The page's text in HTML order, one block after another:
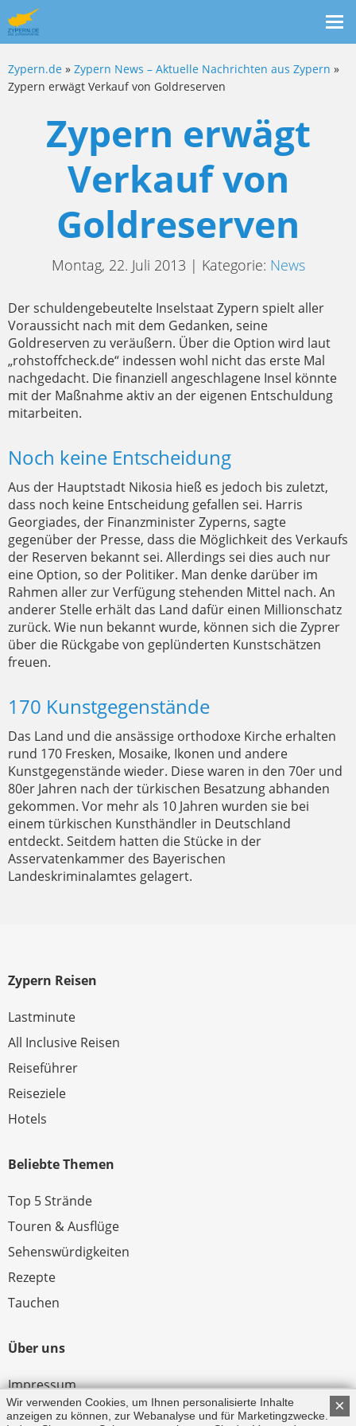
Zypern.de » Zypern News – Aktuelle Nachrichten aus Zypern »
Zypern erwägt Verkauf von Goldreserven
Zypern erwägt
Verkauf von
Goldreserven
Montag, 22. Juli 2013 | Kategorie: News
Der schuldengebeutelte Inselstaat Zypern spielt aller
Voraussicht nach mit dem Gedanken, seine
Goldreserven zu veräußern. Über die Option wird laut
„rohstoffcheck.de“ indessen wohl nicht das erste Mal
nachgedacht. Die finanziell angeschlagene Insel könnte
mit der Maßnahme aktiv an der eigenen Entschuldung
mitarbeiten.
Noch keine Entscheidung
Aus der Hauptstadt Nikosia hieß es jedoch bis zuletzt,
dass noch keine Entscheidung gefallen sei. Harris
Georgiades, der Finanzminister Zyperns, sagte
gegenüber der Presse, dass die Möglichkeit des Verkaufs
der Reserven bekannt sei. Allerdings sei dies auch nur
eine Option, so der Politiker. Man denke darüber im
Rahmen aller zur Verfügung stehenden Mittel nach. An
anderer Stelle erhält das Land dafür einen Millionschatz
zurück. Wie nun bekannt wurde, können sich die Zyprer
über die Rückgabe von geplünderten Kunstschätzen
freuen.
170 Kunstgegenstände
Das Land und die ansässige orthodoxe Kirche erhalten
rund 170 Fresken, Mosaike, Ikonen und andere
Kunstgegenstände wieder. Diese waren in den 70er und
80er Jahren nach der türkischen Besatzung abhanden
gekommen. Vor mehr als 10 Jahren wurden sie bei
einem türkischen Kunsthändler in Deutschland
entdeckt. Seitdem hatten die Stücke in der
Asservatenkammer des Bayerischen
Landeskriminalamtes gelagert.
Zypern Reisen
Lastminute
All Inclusive Reisen
Reiseführer
Reiseziele
Hotels
Beliebte Themen
Top 5 Strände
Touren & Ausflüge
Sehenswürdigkeiten
Rezepte
Tauchen
Über uns
Impressum
Datenschutz
×
Wir verwenden Cookies, um Ihnen personalisierte Inhalte
anzeigen zu können, zur Webanalyse und für Marketingzwecke.